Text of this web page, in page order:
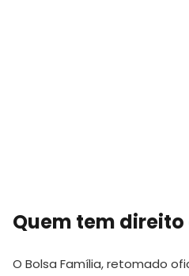
Quem tem
O Bolsa Família, retomado